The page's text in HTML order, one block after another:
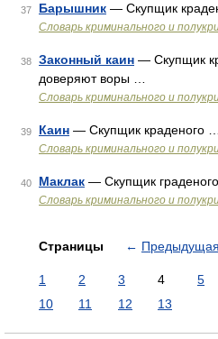
37 Барышник — Скупщик
Словарь криминального и
38 Законный каин — Скупщик
доверяют воры …
Словарь криминального и
39 Каин — Скупщик краденого …
Словарь криминального и
40 Маклак — Скупщик
Словарь криминального и
Страницы ← Предыдущая
1 2 3 4 5
10
11 12 13